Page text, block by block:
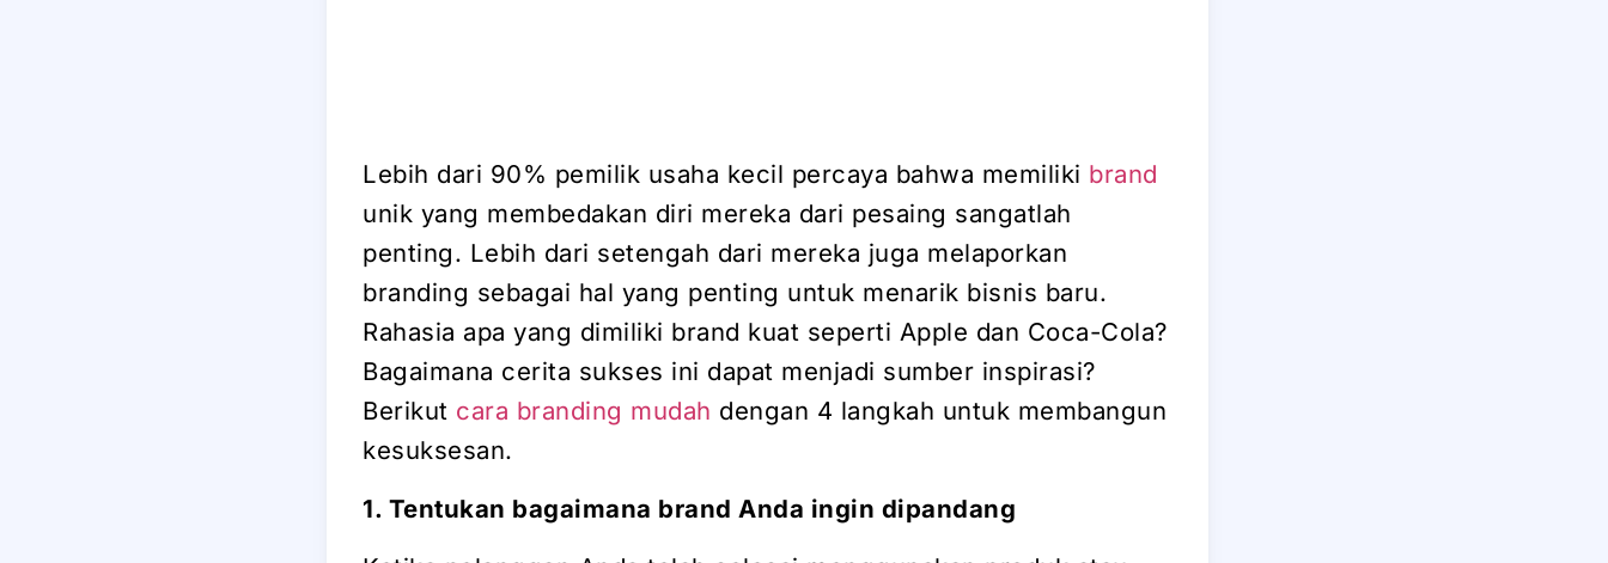
Lebih dari 90% pemilik usaha kecil percaya bahwa memiliki brand
unik yang membedakan diri mereka dari pesaing sangatlah
penting. Lebih dari setengah dari mereka juga melaporkan
branding sebagai hal yang penting untuk menarik bisnis baru.
Rahasia apa yang dimiliki brand kuat seperti Apple dan Coca-Cola?
Bagaimana cerita sukses ini dapat menjadi sumber inspirasi?
Berikut cara branding mudah dengan 4 langkah untuk membangun
kesuksesan.
1. Tentukan bagaimana brand Anda ingin dipandang